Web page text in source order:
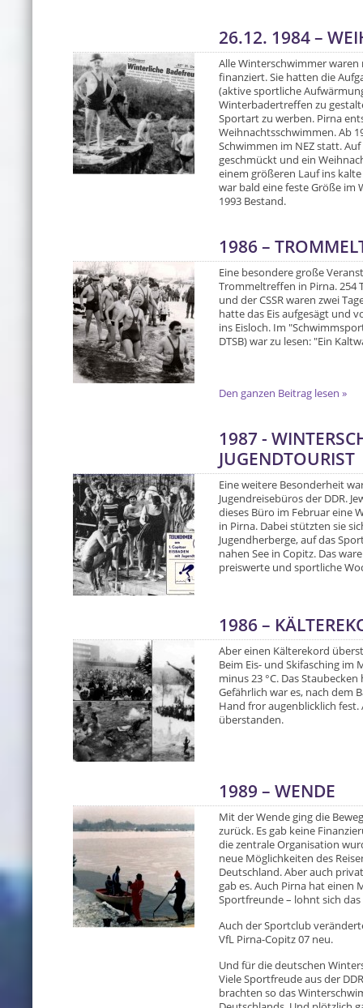
26.12. 1984 –
Alle Winterschwimmer
finanziert. Sie hatten die
(aktive sportliche
Winterbadertreffen zu
Sportart zu werben. Pirna
Weihnachtsschwimmen. Ab
Schwimmen im NEZ statt.
geschmückt und ein
einem größeren Lauf ins
war bald eine feste Größe im
1993 Bestand.
1986 –
Eine besondere große
Trommeltreffen in Pirna. 254
und der CSSR waren zwei
hatte das Eis aufgesägt und
ins Eisloch. Im
DTSB) war zu lesen: "Ein
Den ganzen Beitrag lesen »
1987 -
JUGENDTOURIST
Eine weitere Besonderheit
Jugendreisebüros der DDR.
dieses Büro im Februar eine
in Pirna. Dabei stützten sie
Jugendherberge, auf das
nahen See in Copitz. Das
preiswerte und sportliche
1986 –
Aber einen Kälterekord
Beim Eis- und Skifasching im
minus 23 °C. Das
Gefährlich war es, nach dem
Hand fror augenblicklich fest.
überstanden.
1989 – WENDE
Mit der Wende ging die
zurück. Es gab keine
die zentrale Organisation
neue Möglichkeiten des
Deutschland. Aber auch
gab es. Auch Pirna hat einen
Sportfreunde – lohnt sich
Auch der Sportclub
VfL Pirna-Copitz 07 neu.
Und für die deutschen
Viele Sportfreude aus der
brachten so das